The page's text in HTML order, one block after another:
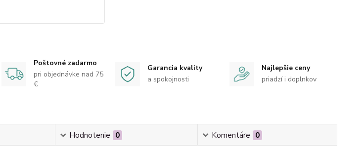
Poštovné zadarmo
pri objednávke nad 75
€
Garancia kvality
a spokojnosti
Najlepšie ceny
priadzí i doplnkov
Hodnotenie 0 Komentáre 0